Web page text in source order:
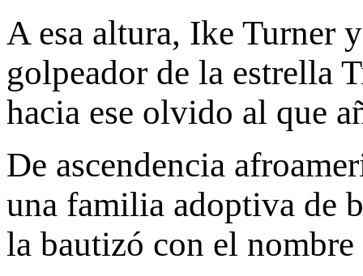
A esa altura, Ike Turner
golpeador de la estrella
hacia ese olvido al que
De ascendencia
una familia adoptiva de
la bautizó con el